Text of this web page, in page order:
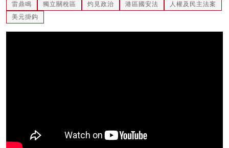
雷鼎鳴 獨立關稅區 灼見政治 港區國安法
人權及民主法案
美元掛鈎